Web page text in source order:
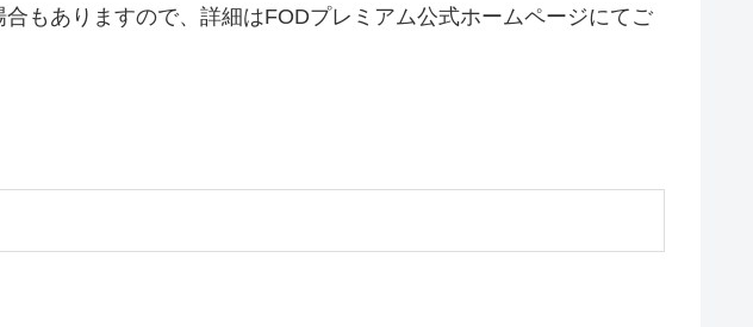
もありますので、詳細はFODプレミアム公式ホームページにてご